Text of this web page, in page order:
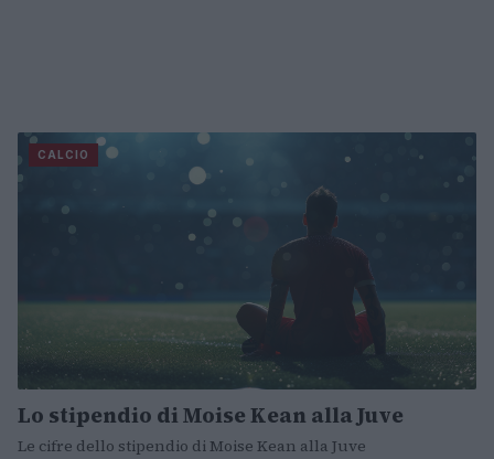
CALCIO
Lo stipendio di Moise Kean alla Juve
Le cifre dello stipendio di Moise Kean alla Juve